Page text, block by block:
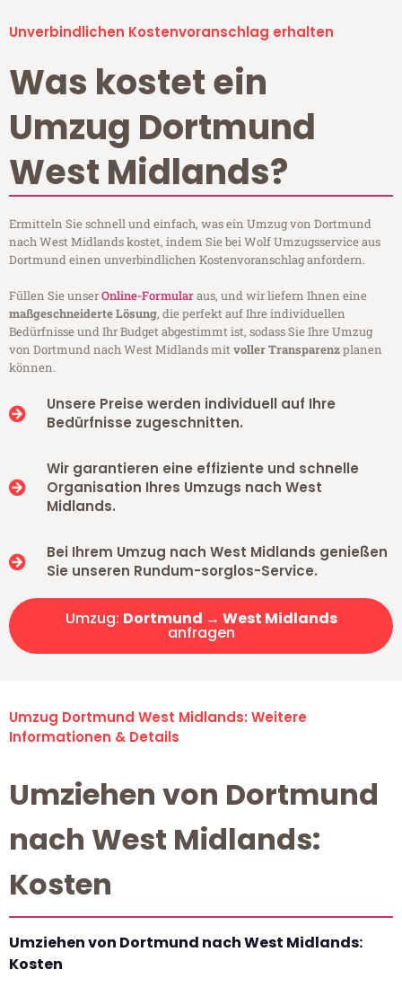
Unverbindlichen Kostenvoranschlag erhalten
Was kostet ein
Umzug Dortmund
West Midlands?
Ermitteln Sie schnell und einfach, was ein Umzug von Dortmund
nach West Midlands kostet, indem Sie bei Wolf Umzugsservice aus
Dortmund einen unverbindlichen Kostenvoranschlag anfordern.
Füllen Sie unserOnline-Formularaus, und wir liefern Ihnen eine
maßgeschneiderte Lösung, die perfekt auf Ihre individuellen
Bedürfnisse und Ihr Budget abgestimmt ist, sodass Sie Ihre Umzug
von Dortmund nach West Midlands mitvoller Transparenzplanen
können.
Unsere Preise werden individuell auf Ihre
Bedürfnisse zugeschnitten.
Wir garantieren eine effiziente und schnelle
Organisation Ihres Umzugs nach West
Midlands.
Bei Ihrem Umzug nach West Midlands genießen
Sie unseren Rundum-sorglos-Service.
Umzug: Dortmund → West Midlands
anfragen
Umzug Dortmund West Midlands: Weitere
Informationen & Details
Umziehen von Dortmund
nach West Midlands:
Kosten
Umziehen von Dortmund nach West Midlands:
Kosten